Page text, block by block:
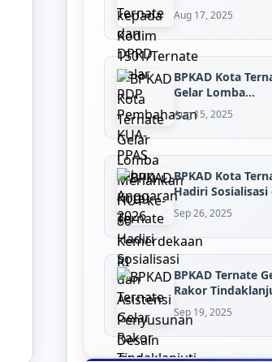
Pembahasan KUA-
Aug 17, 2025
BPKAD Kota
Gelar Lomba
Meriahkan HUT
80...
Aug 15, 2025
BPKAD Kota
Hadiri Sosialisasi
Asistens...
Sep 26, 2025
BPKAD Ternate
Rakor
Inventaris...
Sep 19, 2025